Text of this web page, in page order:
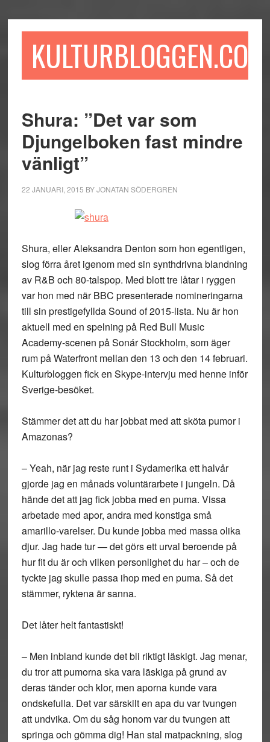
till
till
sidofältet
till
KULTURBLOGGEN.COM
Shura: ”Det var som
Djungelboken fast mindre
vänligt”
22 JANUARI, 2015 BYJONATAN SÖDERGREN
Shura, eller Aleksandra Denton som hon egentligen,
slog förra året igenom med sin synthdrivna blandning
av R&B och 80-talspop. Med blott tre låtar i ryggen
var hon med när BBC presenterade nomineringarna
till sin prestigefyllda Sound of 2015-lista. Nu är hon
aktuell med en spelning på Red Bull Music
Academy-scenen på Sonár Stockholm, som äger
rum på Waterfront mellan den 13 och den 14 februari.
Kulturbloggen fick en Skype-intervju med henne inför
Sverige-besöket.
Stämmer det att du har jobbat med att sköta pumor i
Amazonas?
– Yeah, när jag reste runt i Sydamerika ett halvår
gjorde jag en månads voluntärarbete i jungeln. Då
hände det att jag fick jobba med en puma. Vissa
arbetade med apor, andra med konstiga små
amarillo-varelser. Du kunde jobba med massa olika
djur. Jag hade tur — det görs ett urval beroende på
hur fit du är och vilken personlighet du har – och de
tyckte jag skulle passa ihop med en puma. Så det
stämmer, ryktena är sanna.
Det låter helt fantastiskt!
– Men inbland kunde det bli riktigt läskigt. Jag menar,
du tror att pumorna ska vara läskiga på grund av
deras tänder och klor, men aporna kunde vara
ondskefulla. Det var särskilt en apa du var tvungen
att undvika. Om du såg honom var du tvungen att
springa och gömma dig! Han stal matpackning, slog